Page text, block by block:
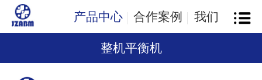
产品中心 合作案例 我们
整机平衡机